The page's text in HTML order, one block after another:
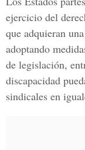
ejercicio del
que adquieran
adoptando
de legislación,
discapacidad
sindicales en